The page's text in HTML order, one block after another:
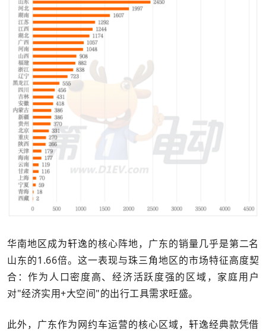
华南地区成为轩逸的核心阵地，广东的销量几乎是第二名
山东的1.66倍。这一表现与珠三角地区的市场特征高度契
合：作为人口密度高、经济活跃度强的区域，家庭用户
对"经济实用+大空间"的出行工具需求旺盛。
此外，广东作为网约车运营的核心区域，轩逸经典款凭借